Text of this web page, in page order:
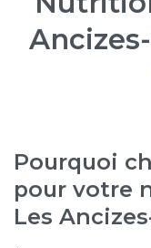
Pourquoi
pour votre
Les